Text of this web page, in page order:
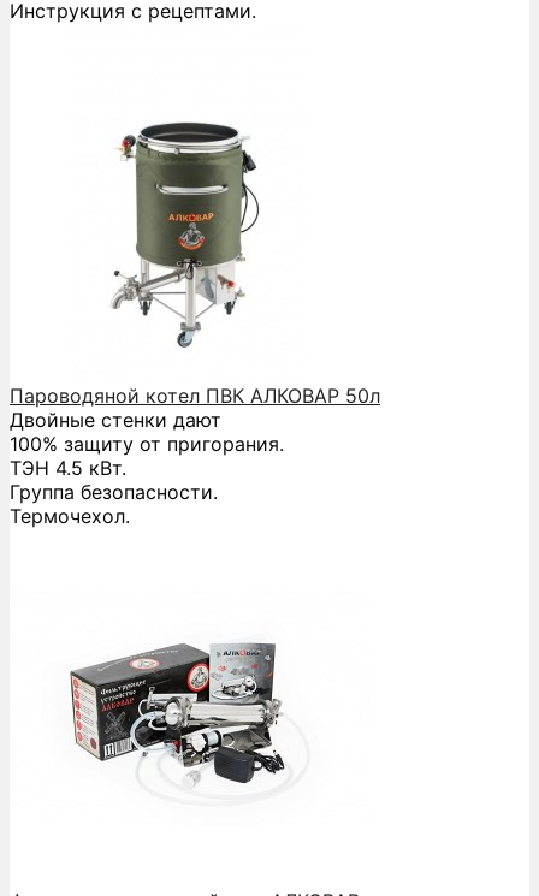
Инструкция с рецептами.
Пароводяной котел ПВК АЛКОВАР 50л
Двойные стенки дают
100% защиту от пригорания.
ТЭН 4.5 кВт.
Группа безопасности.
Термочехол.